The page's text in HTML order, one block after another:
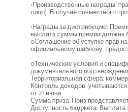
•Производственные награды:
лицо). В случае совместного
•Награды за дистрибуцию:
выплата суммы премии должна
oСоглашение об уступке прав
официальному шаблону,
oТехнические условия и
документального
Территориальная сфера:
Контроль доходов:
от 21 июня.
Сумма приза: Приз
Доступность бюджета: Выплата